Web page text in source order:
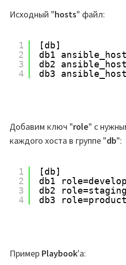
Исходный "hosts" файл:
1
2
3
4
[db]
db1
db2
db3
Добавим ключ "role" с
каждого хоста в группе "db":
1
2
3
4
[db]
db1
db2
db3
Пример Playbook'а: